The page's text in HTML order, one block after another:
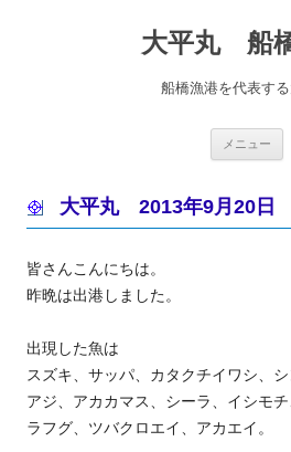
大平丸 船
船橋漁港を代表す
メニュー
大平丸 2013年9月20日
皆さんこんにちは。
昨晩は出港しました。
出現した魚は
スズキ、サッパ、カタクチイワシ、
アジ、アカカマス、シーラ、イシモ
ラフグ、ツバクロエイ、アカエイ。